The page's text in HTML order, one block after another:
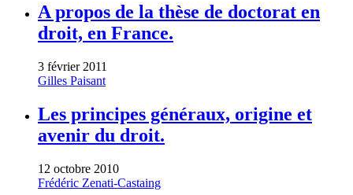
A propos de la thèse de doctorat en
droit, en France.
3 février 2011
Gilles Paisant
Les principes généraux, origine et
avenir du droit.
12 octobre 2010
Frédéric Zenati-Castaing